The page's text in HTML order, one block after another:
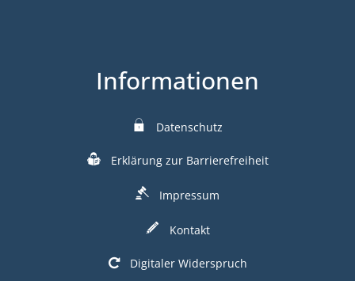
Informationen
Datenschutz
Erklärung zur Barrierefreiheit
Impressum
Kontakt
Digitaler Widerspruch